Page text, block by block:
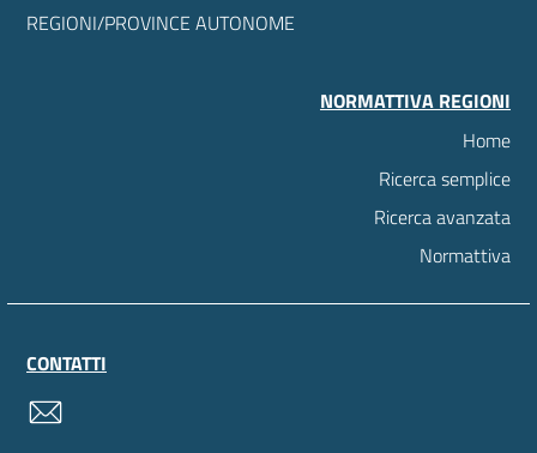
REGIONI/PROVINCE AUTONOME
NORMATTIVA REGIONI
Home
Ricerca semplice
Ricerca avanzata
Normattiva
CONTATTI